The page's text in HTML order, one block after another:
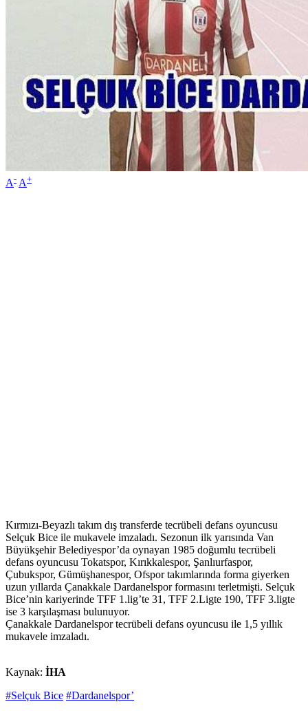
A- A+
Kırmızı-Beyazlı takım dış transferde tecrübeli defans oyuncusu
Selçuk Bice ile mukavele imzaladı. Sezonun ilk yarısında Van
Büyükşehir Belediyespor’da oynayan 1985 doğumlu tecrübeli
defans oyuncusu Tokatspor, Kırıkkalespor, Şanlıurfaspor,
Çubukspor, Gümüşhanespor, Ofspor takımlarında forma giyerken
uzun yıllarda Çanakkale Dardanelspor formasını terletmişti. Selçuk
Bice’nin kariyerinde TFF 1.lig’te 31, TFF 2.Ligte 190, TFF 3.ligte
ise 3 karşılaşması bulunuyor.
Çanakkale Dardanelspor tecrübeli defans oyuncusu ile 1,5 yıllık
mukavele imzaladı.
Kaynak: İHA
#Selçuk Bice #Dardanelspor’